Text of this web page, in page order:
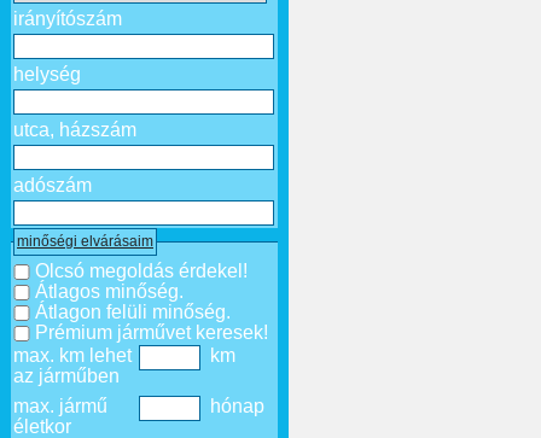
irányítószám
helység
utca, házszám
adószám
minőségi elvárásaim
Olcsó megoldás érdekel!
Átlagos minőség.
Átlagon felüli minőség.
Prémium járművet keresek!
max. km lehet
az járműben
km
max. jármű
életkor
hónap